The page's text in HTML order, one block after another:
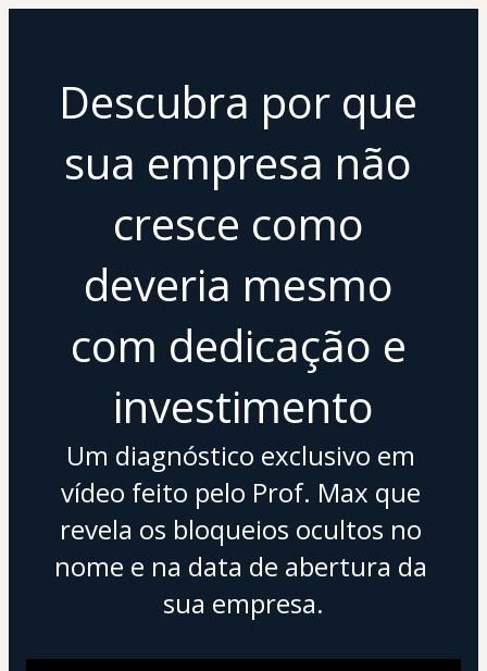
Descubra por que
sua empresa não
cresce como
deveria mesmo
com dedicação e
investimento
Um diagnóstico exclusivo em
vídeo feito pelo Prof. Max que
revela os bloqueios ocultos no
nome e na data de abertura da
sua empresa.